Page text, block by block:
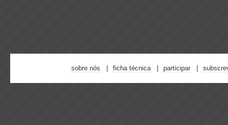
sobre nós ficha técnica participar